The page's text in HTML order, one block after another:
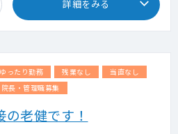
詳細をみる
ゆったり勤務 残業なし
当直なし
院長・管理職募集
老健です！